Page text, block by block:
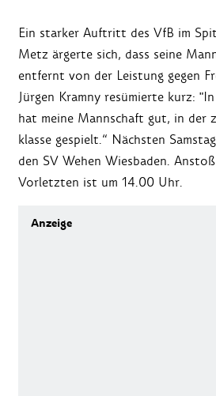
Ein starker Auftritt des VfB im
Metz ärgerte sich, dass seine
entfernt von der Leistung gegen
Jürgen Kramny resümierte kurz:
hat meine Mannschaft gut, in der
klasse gespielt.“ Nächsten
den SV Wehen Wiesbaden.
Vorletzten ist um 14.00 Uhr.